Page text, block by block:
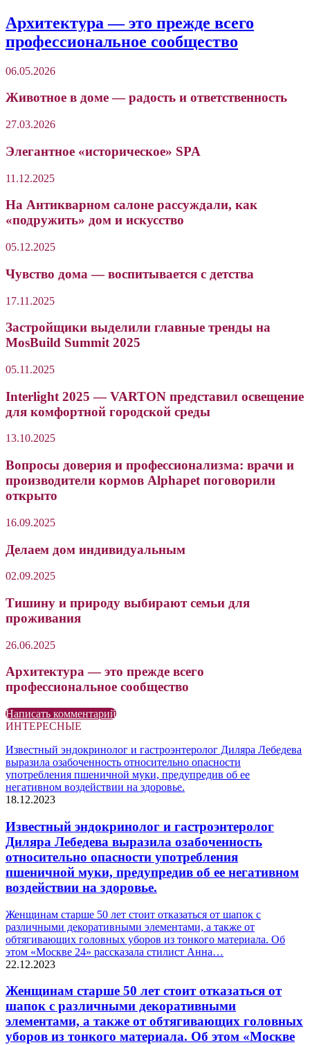
Архитектура — это прежде всего
профессиональное сообщество
06.05.2026
Животное в доме — радость и ответственность
27.03.2026
Элегантное «историческое» SPA
11.12.2025
На Антикварном салоне рассуждали, как
«подружить» дом и искусство
05.12.2025
Чувство дома — воспитывается с детства
17.11.2025
Застройщики выделили главные тренды на
MosBuild Summit 2025
05.11.2025
Interlight 2025 — VARTON представил освещение
для комфортной городской среды
13.10.2025
Вопросы доверия и профессионализма: врачи и
производители кормов Alphapet поговорили
открыто
16.09.2025
Делаем дом индивидуальным
02.09.2025
Тишину и природу выбирают семьи для
проживания
26.06.2025
Архитектура — это прежде всего
профессиональное сообщество
Написать комментарий
ИНТЕРЕСНЫЕ
Известный эндокринолог и гастроэнтеролог Диляра Лебедева
выразила озабоченность относительно опасности
употребления пшеничной муки, предупредив об ее
негативном воздействии на здоровье.
18.12.2023
Известный эндокринолог и гастроэнтеролог
Диляра Лебедева выразила озабоченность
относительно опасности употребления
пшеничной муки, предупредив об ее негативном
воздействии на здоровье.
Женщинам старше 50 лет стоит отказаться от шапок с
различными декоративными элементами, а также от
обтягивающих головных уборов из тонкого материала. Об
этом «Москве 24» рассказала стилист Анна…
22.12.2023
Женщинам старше 50 лет стоит отказаться от
шапок с различными декоративными
элементами, а также от обтягивающих головных
уборов из тонкого материала. Об этом «Москве